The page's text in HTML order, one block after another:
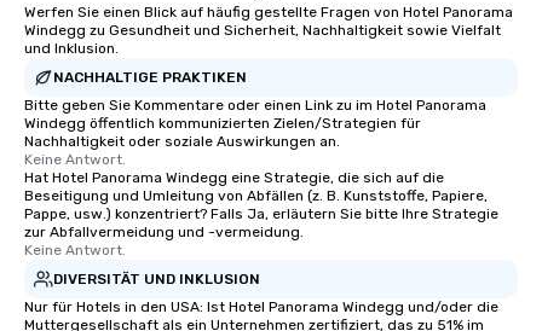
Werfen Sie einen Blick auf häufig gestellte Fragen von Hotel Panorama
Windegg zu Gesundheit und Sicherheit, Nachhaltigkeit sowie Vielfalt
und Inklusion.
NACHHALTIGE PRAKTIKEN
Bitte geben Sie Kommentare oder einen Link zu im Hotel Panorama
Windegg öffentlich kommunizierten Zielen/Strategien für
Nachhaltigkeit oder soziale Auswirkungen an.
Keine Antwort.
Hat Hotel Panorama Windegg eine Strategie, die sich auf die
Beseitigung und Umleitung von Abfällen (z. B. Kunststoffe, Papiere,
Pappe, usw.) konzentriert? Falls Ja, erläutern Sie bitte Ihre Strategie
zur Abfallvermeidung und -vermeidung.
Keine Antwort.
DIVERSITÄT UND INKLUSION
Nur für Hotels in den USA: Ist Hotel Panorama Windegg und/oder die
Muttergesellschaft als ein Unternehmen zertifiziert, das zu 51% im